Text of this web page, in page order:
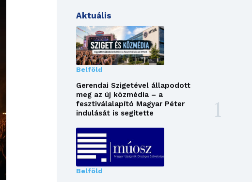
Aktuális
Belföld
Gerendai Szigetével állapodott
meg az új közmédia – a
fesztiválalapító Magyar Péter
indulását is segítette
Belföld